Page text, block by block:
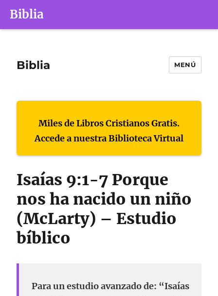
Biblia
Biblia MENÚ
Miles de Libros Cristianos Gratis.
Accede a nuestra Biblioteca Virtual
Isaías 9:1-7 Porque
nos ha nacido un niño
(McLarty) – Estudio
bíblico
Para un estudio avanzado de: “Isaías